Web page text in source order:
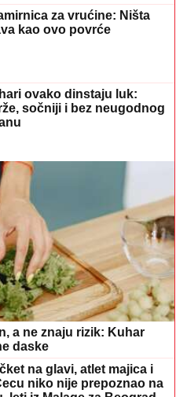
za vrućine: Ništa
kao ovo povrće
ovako dinstaju luk:
sočniji i bez neugodnog
a ne znaju rizik: Kuhar
daske
na glavi, atlet majica i
niko nije prepoznao na